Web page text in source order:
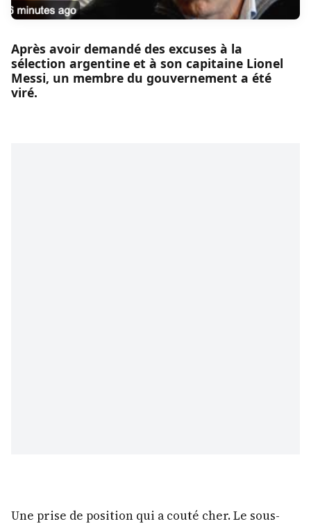
Après avoir demandé des excuses à la
sélection argentine et à son capitaine Lionel
Messi, un membre du gouvernement a été
viré.
Une prise de position qui a couté cher. Le sous-